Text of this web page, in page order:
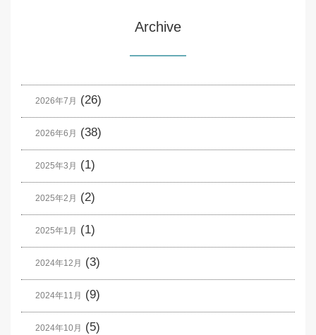
Archive
2026年7月 (26)
2026年6月 (38)
2025年3月 (1)
2025年2月 (2)
2025年1月 (1)
2024年12月 (3)
2024年11月 (9)
2024年10月 (5)